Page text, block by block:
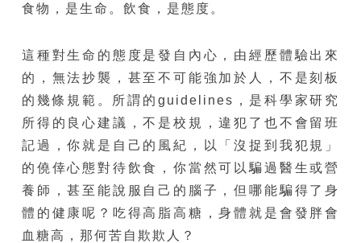
食物，是生命。飲食，是態度。
這種對生命的態度是發自內心，由經歷體驗出來
的，無法抄襲，甚至不可能強加於人，不是刻板
的幾條規範。所謂的guidelines，是科學家研究
所得的良心建議，不是校規，違犯了也不會留班
記過，你就是自己的風紀，以「沒捉到我犯規」
的僥倖心態對待飲食，你當然可以騙過醫生或營
養師，甚至能說服自己的腦子，但哪能騙得了身
體的健康呢？吃得高脂高糖，身體就是會發胖會
血糖高，那何苦自欺欺人？